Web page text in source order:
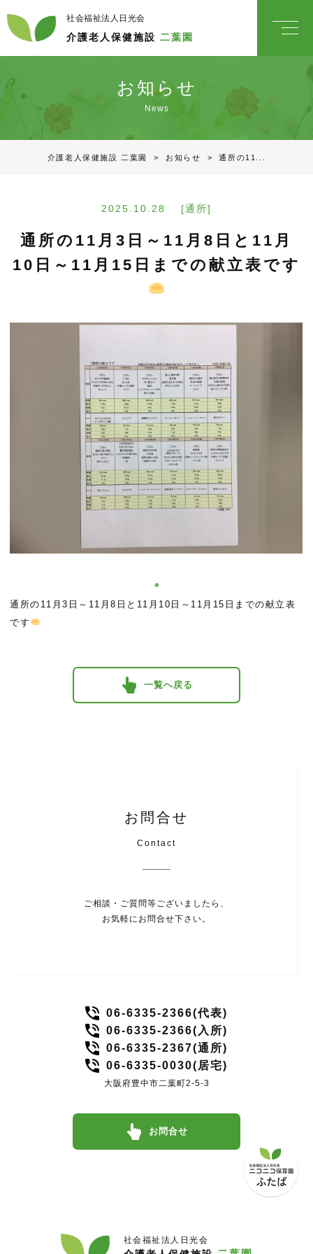
社会福祉法人日光会
介護老人保健施設 二葉園
お知らせ
News
介護老人保健施設 二葉園 > お知らせ >通所の11...
2025.10.28 [通所]
通所の11月3日～11月8日と11月
10日～11月15日までの献立表です
通所の11月3日～11月8日と11月10日～11月15日までの献立表
です
一覧へ戻る
お問合せ
Contact
ご相談・ご質問等ございましたら、
お気軽にお問合せ下さい。
06-6335-2366(代表)
06-6335-2366(入所)
06-6335-2367(通所)
06-6335-0030(居宅)
大阪府豊中市二葉町2-5-3
お問合せ
社会福祉法人日光会